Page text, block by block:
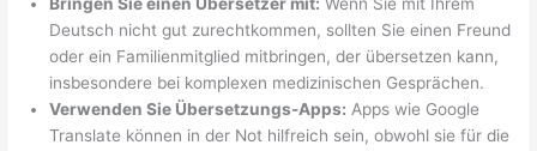
Bringen Sie einen Übersetzer mit: Wenn Sie mit Ihrem
Deutsch nicht gut zurechtkommen, sollten Sie einen Freund
oder ein Familienmitglied mitbringen, der übersetzen kann,
insbesondere bei komplexen medizinischen Gesprächen.
Verwenden Sie Übersetzungs-Apps: Apps wie Google
Translate können in der Not hilfreich sein, obwohl sie für die